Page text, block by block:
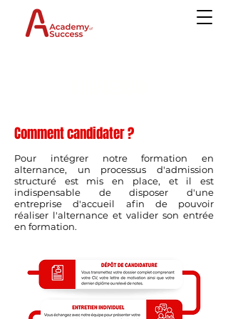
Comment candidater ?​
Pour intégrer notre formation en
alternance, un processus d'admission
structuré est mis en place, et il est
indispensable de disposer d'une
entreprise d'accueil afin de pouvoir
réaliser l'alternance et valider son entrée
en formation.